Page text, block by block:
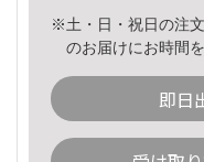
※土・日・祝日の注
のお届けにお時間
即日